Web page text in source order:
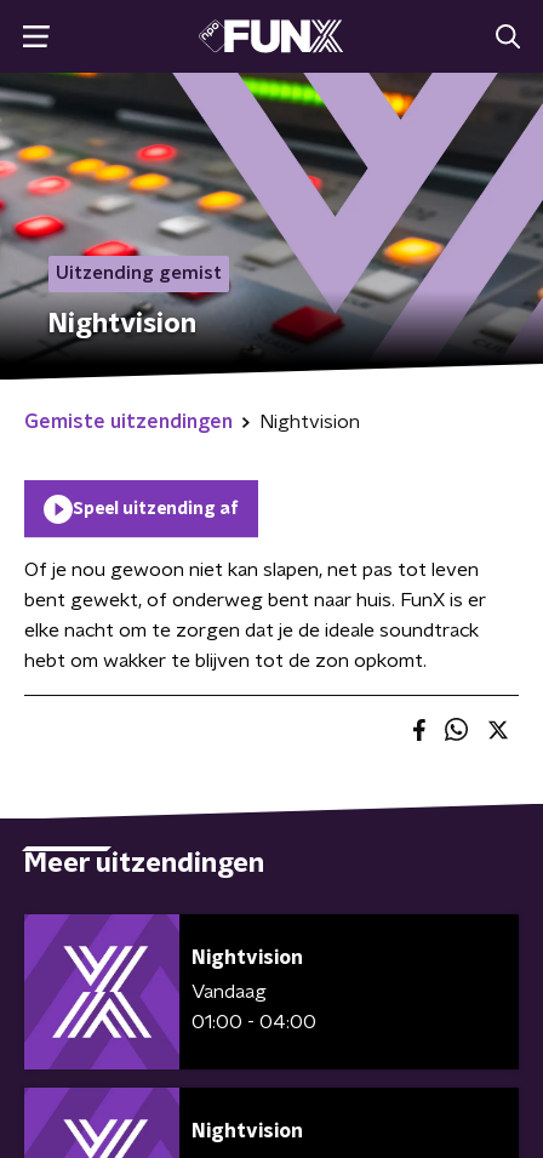
Uitzending gemist
Nightvision
Gemiste uitzendingen Nightvision
Speel uitzending af
Of je nou gewoon niet kan slapen, net pas tot leven
bent gewekt, of onderweg bent naar huis. FunX is er
elke nacht om te zorgen dat je de ideale soundtrack
hebt om wakker te blijven tot de zon opkomt.
Meer uitzendingen
Nightvision
Vandaag
01:00 - 04:00
Nightvision